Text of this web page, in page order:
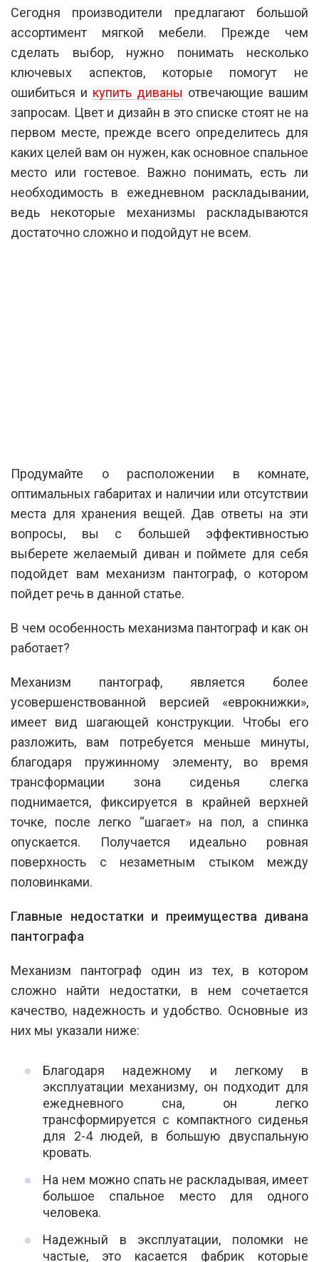
Сегодня производители предлагают большой
ассортимент мягкой мебели. Прежде чем
сделать выбор, нужно понимать несколько
ключевых аспектов, которые помогут не
ошибиться и купить диваны отвечающие вашим
запросам. Цвет и дизайн в это списке стоят не на
первом месте, прежде всего определитесь для
каких целей вам он нужен, как основное спальное
место или гостевое. Важно понимать, есть ли
необходимость в ежедневном раскладывании,
ведь некоторые механизмы раскладываются
достаточно сложно и подойдут не всем.
Продумайте о расположении в комнате,
оптимальных габаритах и наличии или отсутствии
места для хранения вещей. Дав ответы на эти
вопросы, вы с большей эффективностью
выберете желаемый диван и поймете для себя
подойдет вам механизм пантограф, о котором
пойдет речь в данной статье.
В чем особенность механизма пантограф и как он
работает?
Механизм пантограф, является более
усовершенствованной версией «еврокнижки»,
имеет вид шагающей конструкции. Чтобы его
разложить, вам потребуется меньше минуты,
благодаря пружинному элементу, во время
трансформации зона сиденья слегка
поднимается, фиксируется в крайней верхней
точке, после легко “шагает» на пол, а спинка
опускается. Получается идеально ровная
поверхность с незаметным стыком между
половинками.
Главные недостатки и преимущества дивана
пантографа
Механизм пантограф один из тех, в котором
сложно найти недостатки, в нем сочетается
качество, надежность и удобство. Основные из
них мы указали ниже:
Благодаря надежному и легкому в
эксплуатации механизму, он подходит для
ежедневного сна, он легко
трансформируется с компактного сиденья
для 2-4 людей, в большую двуспальную
кровать.
На нем можно спать не раскладывая, имеет
большое спальное место для одного
человека.
Надежный в эксплуатации, поломки не
частые, это касается фабрик которые